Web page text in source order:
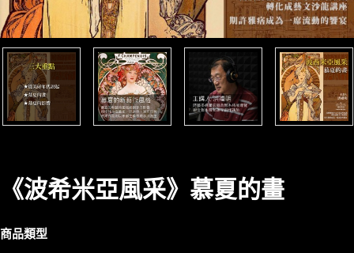
《波希米亞風采》慕夏的畫
商品類型